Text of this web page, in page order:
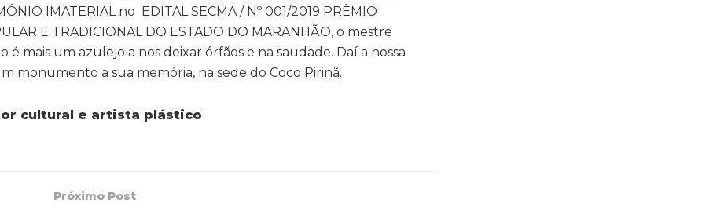
IMATERIAL no EDITAL SECMA / Nº 001/2019 PRÊMIO
E TRADICIONAL DO ESTADO DO MARANHÃO, o mestre
mais um azulejo a nos deixar órfãos e na saudade. Daí a nossa
monumento a sua memória, na sede do Coco Pirinã.
cultural e artista plástico
Próximo Post